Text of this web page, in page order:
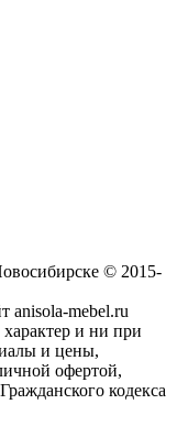
© 2015-
anisola-mebel.ru
и ни при
и цены,
офертой,
кодекса